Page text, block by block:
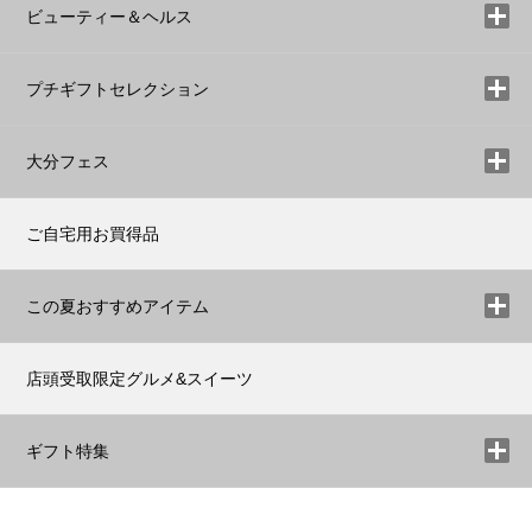
ビューティー＆ヘルス
プチギフトセレクション
大分フェス
ご自宅用お買得品
この夏おすすめアイテム
店頭受取限定グルメ&スイーツ
ギフト特集